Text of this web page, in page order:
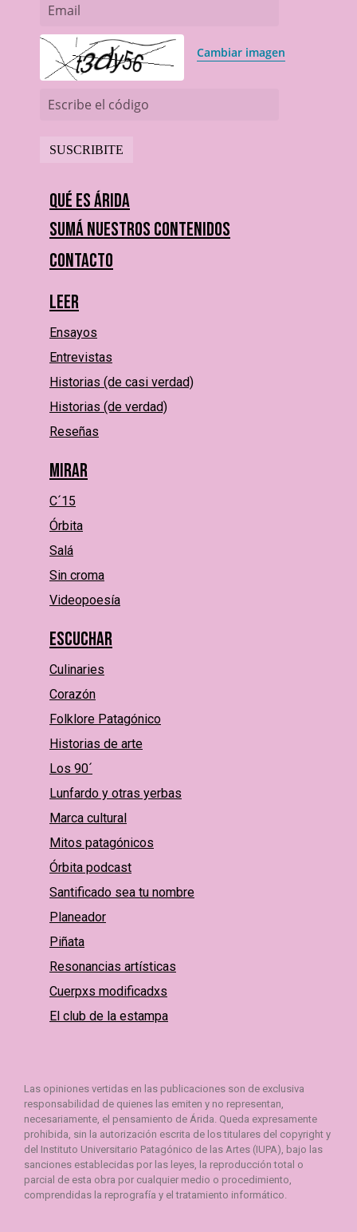
Email
Cambiar imagen
Escribe el código
Qué es Árida
Sumá nuestros contenidos
Contacto
Leer
Ensayos
Entrevistas
Historias (de casi verdad)
Historias (de verdad)
Reseñas
Mirar
C´15
Órbita
Salá
Sin croma
Videopoesía
Escuchar
Culinaries
Corazón
Folklore Patagónico
Historias de arte
Los 90´
Lunfardo y otras yerbas
Marca cultural
Mitos patagónicos
Órbita podcast
Santificado sea tu nombre
Planeador
Piñata
Resonancias artísticas
Cuerpxs modificadxs
El club de la estampa
Las opiniones vertidas en las publicaciones son de exclusiva
responsabilidad de quienes las emiten y no representan,
necesariamente, el pensamiento de Árida. Queda expresamente
prohibida, sin la autorización escrita de los titulares del copyright y
del Instituto Universitario Patagónico de las Artes (IUPA), bajo las
sanciones establecidas por las leyes, la reproducción total o
parcial de esta obra por cualquier medio o procedimiento,
comprendidas la reprografía y el tratamiento informático.